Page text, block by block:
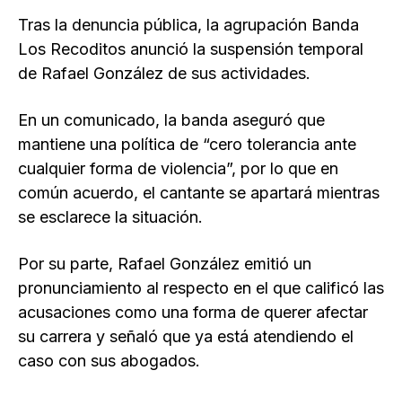
Tras la denuncia pública, la agrupación Banda
Los Recoditos anunció la suspensión temporal
de Rafael González de sus actividades.
En un comunicado, la banda aseguró que
mantiene una política de “cero tolerancia ante
cualquier forma de violencia”, por lo que en
común acuerdo, el cantante se apartará mientras
se esclarece la situación.
Por su parte, Rafael González emitió un
pronunciamiento al respecto en el que calificó las
acusaciones como una forma de querer afectar
su carrera y señaló que ya está atendiendo el
caso con sus abogados.